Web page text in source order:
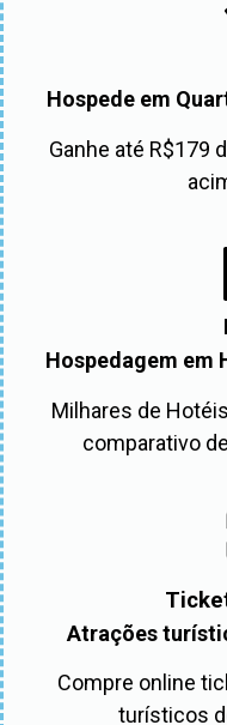
Hospede em
Ganhe até R$179
Hospedagem em
Milhares de
comparativo
Atrações
Compre online
turísticos